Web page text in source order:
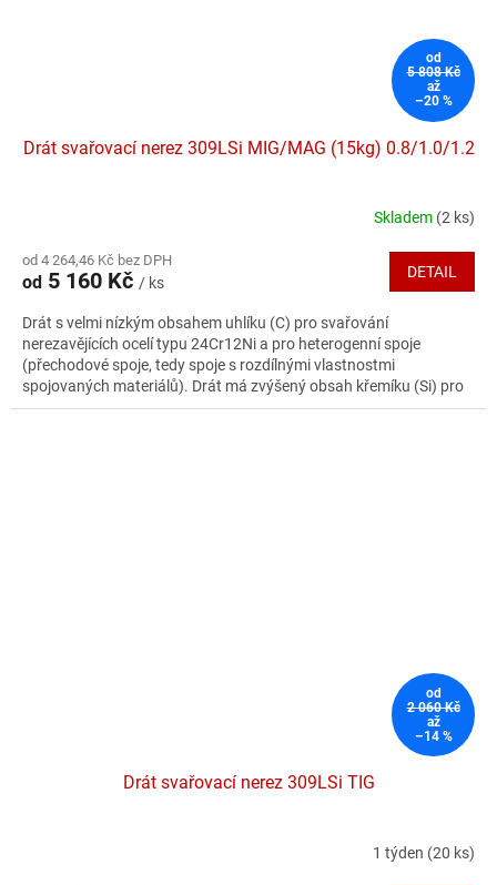
od
5 808 Kč
až
–20 %
Drát svařovací nerez 309LSi MIG/MAG (15kg) 0.8/1.0/1.2
produktu
je
z
5
hvězdiček.
Skladem (2 ks)
od 4 264,46 Kč bez DPH
od 5 160 Kč / ks
DETAIL
Drát s velmi nízkým obsahem uhlíku (C) pro svařování
nerezavějících ocelí typu 24Cr12Ni a pro heterogenní spoje
(přechodové spoje, tedy spoje s rozdílnými vlastnostmi
spojovaných materiálů). Drát má zvýšený obsah křemíku (Si) pro
zlepšení operativních vlastností. Používá se i jako mezivrstva při
od
2 060 Kč
až
–14 %
Drát svařovací nerez 309LSi TIG
1 týden (20 ks)